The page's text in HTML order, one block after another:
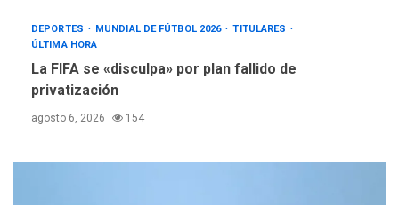
DEPORTES MUNDIAL DE FÚTBOL 2026
TITULARES
ÚLTIMA HORA
La FIFA se «disculpa» por plan fallido de
privatización
agosto 6, 2026 154